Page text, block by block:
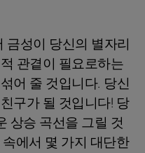
금성이 당신의 별자리
관곁이 필요로하는
어 줄 것입니다. 당신
구가 될 것입니다! 당
상승 곡선을 그릴 것
에서 몇 가지 대단한